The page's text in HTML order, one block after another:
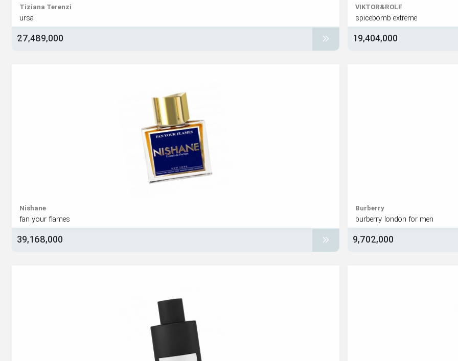
VIKTOR&ROLF
spicebomb extreme
19,404,000
Tiziana Terenzi
ursa
27,489,000
Burberry
burberry london for men
9,702,000
Nishane
fan your flames
39,168,000